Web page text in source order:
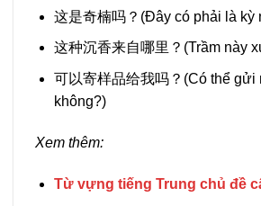
这是奇楠吗？(Đây có phải là kỳ
这种沉香来自哪里？(Trầm này
可以寄样品给我吗？(Có thể gửi
không?)
Xem thêm:
Từ vựng tiếng Trung chủ đề